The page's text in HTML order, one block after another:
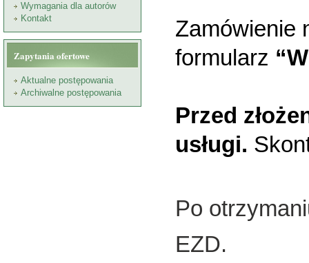
Wymagania dla autorów
Kontakt
Zapytania ofertowe
Aktualne postępowania
Archiwalne postępowania
Zamówienie
formularz
Przed
usługi.
Po
EZD.